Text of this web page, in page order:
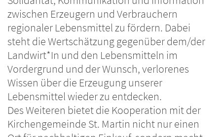
zwischen Erzeugern und Verbrauchern
regionaler Lebensmittel zu fördern. Dabei
steht die Wertschätzung gegenüber dem/der
Landwirt*In und den Lebensmitteln im
Vordergrund und der Wunsch, verlorenes
Wissen über die Erzeugung unserer
Lebensmittel wieder zu entdecken.
Des Weiteren bietet die Kooperation mit der
Kirchengemeinde St. Martin nicht nur einen